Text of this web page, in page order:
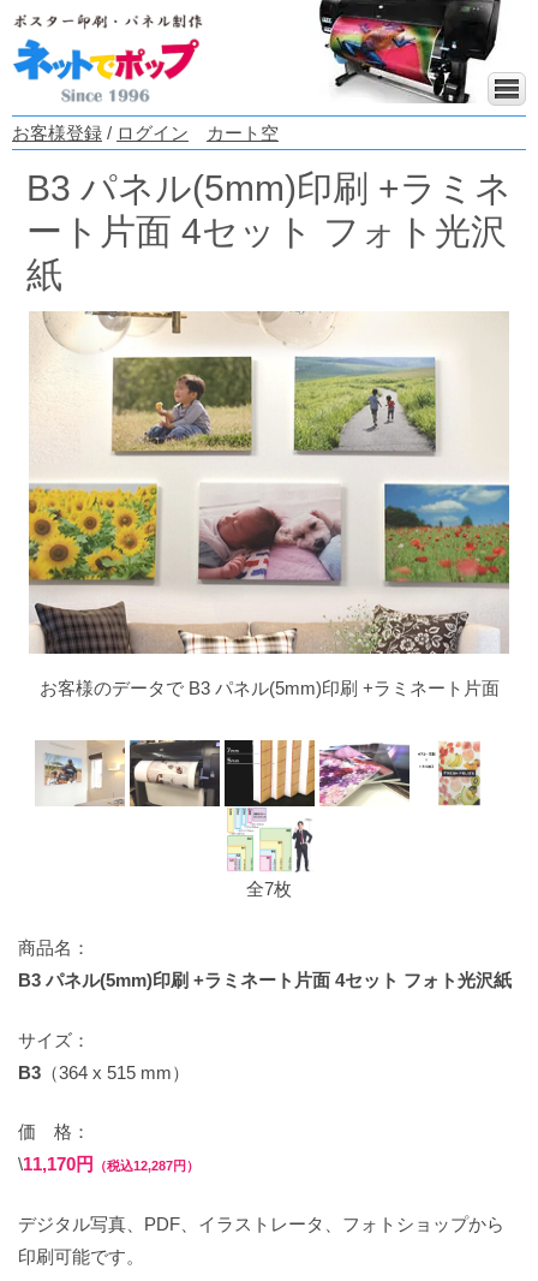
お客様登録 / ログイン カート空
B3 パネル(5mm)印刷 +ラミネ
ート片面 4セット フォト光沢
紙
お客様のデータで B3 パネル(5mm)印刷 +ラミネート片面
全7枚
商品名：
B3 パネル(5mm)印刷 +ラミネート片面 4セット フォト光沢紙
サイズ：
B3 （364 x 515 mm）
価 格：
\11,170円 （税込12,287円）
デジタル写真、PDF、イラストレータ、フォトショップから
印刷可能です。